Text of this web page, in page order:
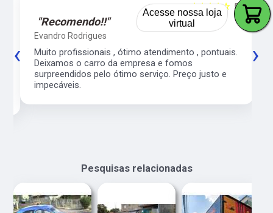
5
☆☆☆☆☆
"Recomendo!!"
Evandro Rodrigues
Muito profissionais , ótimo atendimento , pontuais.
Deixamos o carro da empresa e fomos
surpreendidos pelo ótimo serviço. Preço justo e
impecáveis.
‹ ›
Pesquisas relacionadas
Acesse nossa loja
virtual